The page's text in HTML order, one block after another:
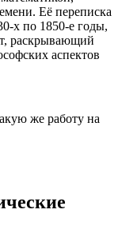
Её переписка
х по 1850-е годы,
раскрывающий
аспектов
же работу на